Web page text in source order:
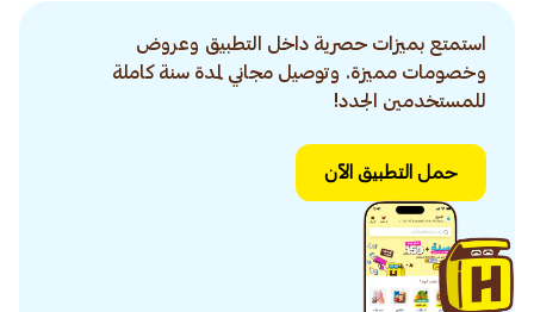
استمتع بميزات حصرية داخل التطبيق وعروض
وخصومات مميزة. وتوصيل مجاني لمدة سنة كاملة
للمستخدمين الجدد!
حمل التطبيق الآن